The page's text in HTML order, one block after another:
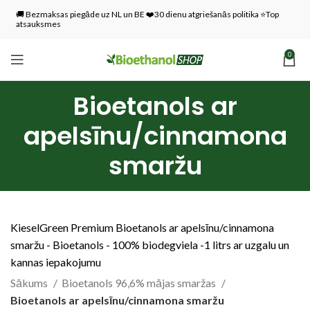
🚚 Bezmaksas piegāde uz NL un BE ❤️30 dienu atgriešanās politika ⭐Top
atsauksmes
0
Bioetanols ar
apelsīnu/cinnamona
smaržu
KieselGreen Premium Bioetanols ar apelsīnu/cinnamona
smaržu - Bioetanols - 100% biodegviela -1 litrs ar uzgalu un
kannas iepakojumu
Sākums
Bioetanols 96,6% mājas smaržas
Bioetanols ar apelsīnu/cinnamona smaržu